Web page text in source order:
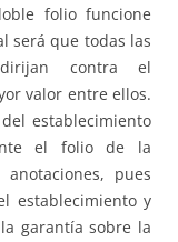
folio funcione
será que todas las
contra el
valor entre ellos.
establecimiento
el folio de la
pues
establecimiento y
garantía sobre la